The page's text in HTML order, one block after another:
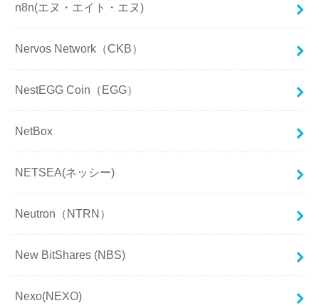
n8n(エヌ・エイト・エヌ)
Nervos Network（CKB）
NestEGG Coin（EGG）
NetBox
NETSEA(ネッシー)
Neutron（NTRN）
New BitShares (NBS)
Nexo(NEXO)